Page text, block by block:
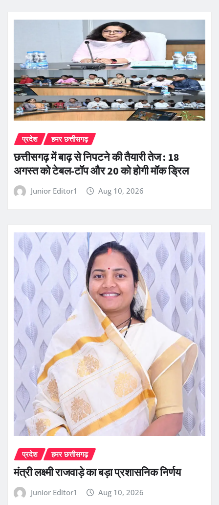
प्रदेश हमर छत्तीसगढ़
छत्तीसगढ़ में बाढ़ से निपटने की तैयारी तेज : 18
अगस्त को टेबल-टॉप और 20 को होगी मॉक ड्रिल
Junior Editor1 Aug 10, 2026
प्रदेश हमर छत्तीसगढ़
मंत्री लक्ष्मी राजवाड़े का बड़ा प्रशासनिक निर्णय
Junior Editor1 Aug 10, 2026